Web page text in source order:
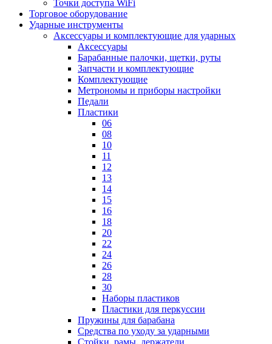
Точки доступа WiFi
Торговое оборудование
Ударные инструменты
Аксессуары и комплектующие для ударных
Аксессуары
Барабанные палочки, щетки, руты
Запчасти и комплектующие
Комплектующие
Метрономы и приборы настройки
Педали
Пластики
06
08
10
11
12
13
14
15
16
18
20
22
24
26
28
30
Наборы пластиков
Пластики для перкуссии
Пружины для барабана
Средства по уходу за ударными
Стойки, рамы, держатели